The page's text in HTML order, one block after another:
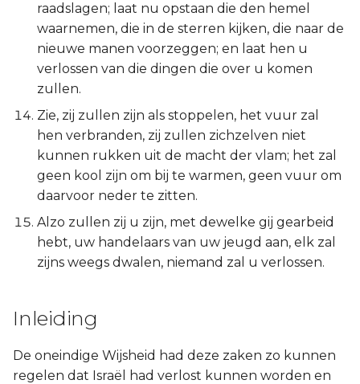
raadslagen; laat nu opstaan die den hemel
waarnemen, die in de sterren kijken, die naar de
nieuwe manen voorzeggen; en laat hen u
verlossen van die dingen die over u komen
zullen.
Zie, zij zullen zijn als stoppelen, het vuur zal
hen verbranden, zij zullen zichzelven niet
kunnen rukken uit de macht der vlam; het zal
geen kool zijn om bij te warmen, geen vuur om
daarvoor neder te zitten.
Alzo zullen zij u zijn, met dewelke gij gearbeid
hebt, uw handelaars van uw jeugd aan, elk zal
zijns weegs dwalen, niemand zal u verlossen.
Inleiding
De oneindige Wijsheid had deze zaken zo kunnen
regelen dat Israël had verlost kunnen worden en